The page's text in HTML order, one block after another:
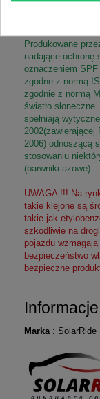
Produkowane
nadające ochronę
oznaczeniem
zgodne z normą
zgodnie z normą
światło
spełniają
2002(zawierającej
2006) odnoszącą
stosowaniu
(barwniki azowe)
UWAGA !!! Na
takie klejone są
takie jak
szkodliwie na
pojazdu
bezpieczeństwo
bezpieczne
Marka: SolarRide